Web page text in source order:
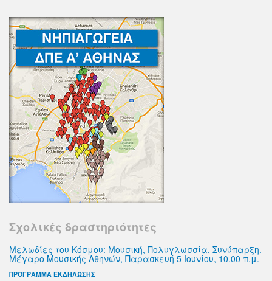
Σχολικές δραστηριότητες
Μελωδίες του Κόσμου: Μουσική, Πολυγλωσσία, Συνύπαρξη.
Μέγαρο Μουσικής Αθηνών, Παρασκευή 5 Ιουνίου, 10.00 π.μ.
ΠΡΟΓΡΑΜΜΑ ΕΚΔΗΛΩΣΗΣ